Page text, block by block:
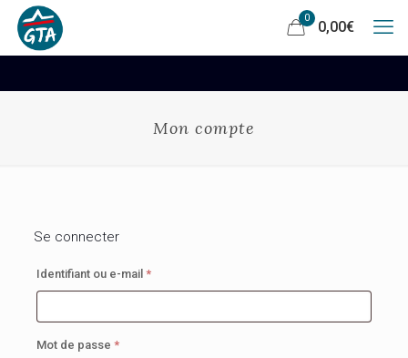
0
0,00€
Mon compte
Se connecter
Identifiant ou e-mail *Obligatoire
Mot de passe *Obligatoire